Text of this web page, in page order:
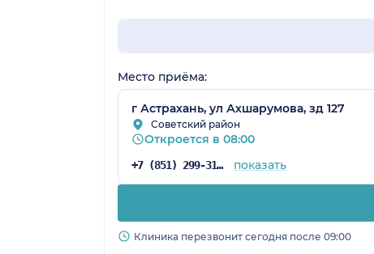
Место приёма:
г Астрахань, ул Ахшарумова, зд 127
Советский район
Откроется в 08:00
+7 (851) 299-31-86 показать
Клиника перезвонит сегодня после 09:00